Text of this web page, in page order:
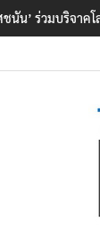
นทร์ นนทบุรีตร. อ
เหตุเค